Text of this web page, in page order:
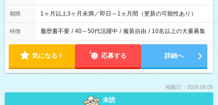
期間 1ヶ月以上3ヶ月未満／即日～1ヵ月間（更新の可能性あり）
特徴 履歴書不要 / 40～50代活躍中 / 服装自由 / 10名以上の大量募集
気になる！ 応募する 詳細へ
掲載日：2026.08.05
未読